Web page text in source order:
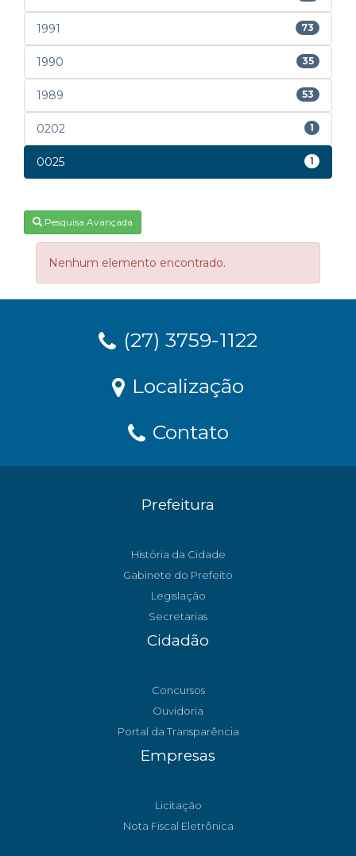
1991 73
1990 35
1989 53
0202 1
0025 1
Pesquisa Avançada
Nenhum elemento encontrado.
(27) 3759-1122
Localização
Contato
Prefeitura
História da Cidade
Gabinete do Prefeito
Legislação
Secretarias
Cidadão
Concursos
Ouvidoria
Portal da Transparência
Empresas
Licitação
Nota Fiscal Eletrônica